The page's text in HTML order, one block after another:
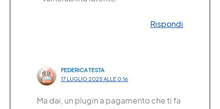
Rispondi
FEDERICA TESTA
17 LUGLIO 2025 ALLE 0:16
Ma dai, un plugin a pagamento che ti fa